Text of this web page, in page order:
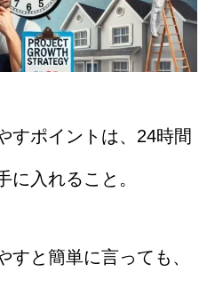
すポイントは、 24時間
に入れること。
すと簡単に言っても、